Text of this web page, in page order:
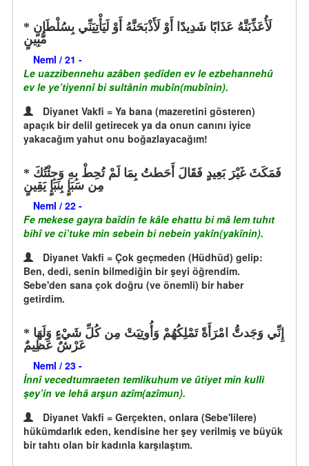
مُّبِينٍ
Neml / 21 -
Le uazzibennehu azâben şedîden ev le ezbehannehû
ev le ye’tiyennî bi sultânin mubîn(mubînin).
Diyanet Vakfi = Ya bana (mazeretini gösteren)
apaçık bir delil getirecek ya da onun canını iyice
yakacağım yahut onu boğazlayacağım!
مِن سَبَإٍ بِنَبَإٍ يَقِينٍ
Neml / 22 -
Fe mekese gayra baîdin fe kâle ehattu bi mâ lem tuhıt
bihî ve ci’tuke min sebein bi nebein yakîn(yakînin).
Diyanet Vakfi = Çok geçmeden (Hüdhüd) gelip:
Ben, dedi, senin bilmediğin bir şeyi öğrendim.
Sebe'den sana çok doğru (ve önemli) bir haber
getirdim.
عَرْشٌ عَظِيمٌ
Neml / 23 -
İnnî vecedtumraeten temlikuhum ve ûtiyet min kulli
şey’in ve lehâ arşun azîm(azîmun).
Diyanet Vakfi = Gerçekten, onlara (Sebe'lilere)
hükümdarlık eden, kendisine her şey verilmiş ve büyük
bir tahtı olan bir kadınla karşılaştım.